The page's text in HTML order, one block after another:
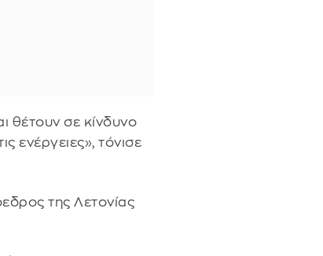
θέτουν σε κίνδυνο
ενέργειες», τόνισε
της Λετονίας